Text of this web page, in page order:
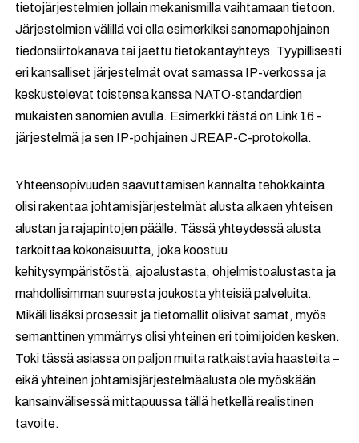
tietojärjestelmien jollain mekanismilla vaihtamaan tietoon.
Järjestelmien välillä voi olla esimerkiksi sanomapohjainen
tiedonsiirtokanava tai jaettu tietokantayhteys. Tyypillisesti
eri kansalliset järjestelmät ovat samassa IP-verkossa ja
keskustelevat toistensa kanssa NATO-standardien
mukaisten sanomien avulla. Esimerkki tästä on Link 16 -
järjestelmä ja sen IP-pohjainen JREAP-C-protokolla.
Yhteensopivuuden saavuttamisen kannalta tehokkainta
olisi rakentaa johtamisjärjestelmät alusta alkaen yhteisen
alustan ja rajapintojen päälle. Tässä yhteydessä alusta
tarkoittaa kokonaisuutta, joka koostuu
kehitysympäristöstä, ajoalustasta, ohjelmistoalustasta ja
mahdollisimman suuresta joukosta yhteisiä palveluita.
Mikäli lisäksi prosessit ja tietomallit olisivat samat, myös
semanttinen ymmärrys olisi yhteinen eri toimijoiden kesken.
Toki tässä asiassa on paljon muita ratkaistavia haasteita –
eikä yhteinen johtamisjärjestelmäalusta ole myöskään
kansainvälisessä mittapuussa tällä hetkellä realistinen
tavoite.